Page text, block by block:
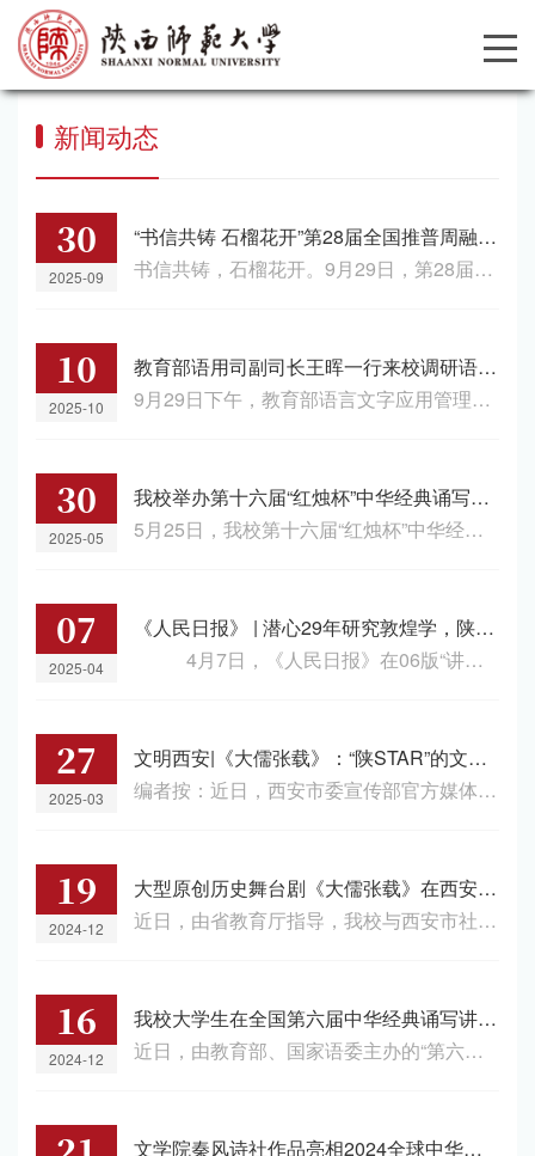
新闻动态
30
2025-09
“书信共铸 石榴花开”第28届全国推普周融媒体展示活动在我校举办
书信共铸，石榴花开。9月29日，第28届全国推广普通话宣传周融媒体主题展示活动在我校举行。教育部语言文字应用管理司副司长王晖，陕西省委教育工作委员会委员、省教育厅副厅长申雪峰，中国邮政集团有限公司邮政业务部副总经理曹建申，教育部宣传教育中心副主任杨晨光，高等教育出版社副总编辑张泽，校党委副书记卢胜利等出席活动，来自陕西师范大学、西北工业大学、西安电子科技大学、陕西师范大学附属小学的师生参加了演出。展示活动在热烈的氛围中拉开帷幕。...
10
2025-10
教育部语用司副司长王晖一行来校调研语言文字工作
9月29日下午，教育部语言文字应用管理司副司长王晖、陕西省教育厅副厅长申雪峰一行来我校调研考察语言文字工作。我校副校长陈新兵、相关部门和学院负责人及教师代表陪同考察。座谈会上，陈新兵简要介绍了学校语言文字工作育人特色；教务处处长张亚泽汇报了学校语言文字工作机制、教育体系、资源建设、教学科研等情况；教师干部培训学院副院长葛文双介绍了国家语言文字推广普及工作开展情况。王晖副司长充分肯定了我校作为国家语言文字推广基地的示范引领作用，...
30
2025-05
我校举办第十六届“红烛杯”中华经典诵写讲大赛“诵读中国”经典诵读大赛
5月25日，我校第十六届“红烛杯”中华经典诵写讲大赛“诵读中国”经典诵读大赛决赛在长安校区新勇学生活动中心举行。大赛以诠释中华优秀文化内涵、彰显中华语言文化魅力、弘扬中华优秀语言文化为目标，分为初赛和决赛。初赛共收到参赛作品171部，其中大学生专业组21部、大学生非专业组148部，教师组（离退休教师）2部，参赛师生485人次，覆盖了18个学院。经专家线上评审，遴选出12部诵读作品入围校级决赛。决赛产生大学生组一等奖1个，...
07
2025-04
《人民日报》 | 潜心29年研究敦煌学，陕西师范大学教授沙武田——以图证史，寻找真实、有趣的敦煌
4月7日，《人民日报》在06版“讲述·赓续历史文脉 谱写当代华章”专栏，刊发报道文章《潜心29年研究敦煌学，陕西师范大学教授沙武田——以图证史，寻找真实、有趣的敦煌》。文章生动讲述了我校历史文化学院沙武田教授29载潜心钻研敦煌石窟，在敦煌学的赓续与弘扬中不断前行的学人故事。文章提到，沙武田用以图证史的创新方法一点点织补学术研究空白；带领青年学子走进敦煌，寻找学术灵感、培养学术情怀；不遗余力传播推广敦煌文化，...
27
2025-03
文明西安|《大儒张载》：“陕STAR”的文化突围
编者按：近日，西安市委宣传部官方媒体平台“文明西安”专题报道了我校哲学书院的原创历史剧《大儒张载》，展现该剧以文化人、以戏载道的创新探索与育人实践。该剧以北宋大儒张载的生平与思想为线索，围绕“为天地立心，为生民立命”的精神内核，通过舞台艺术生动演绎其治学境界、民本精神与家国情怀，让千年文脉在当代焕发新生。作为哲学书院“知行合一”育人模式的重要载体，《大儒张载》不仅深化了青年学子对中华优秀传统文化的理解，...
19
2024-12
大型原创历史舞台剧《大儒张载》在西安人民剧院公演
近日，由省教育厅指导，我校与西安市社会科学院（联）主办，我校师生自编自演的大型原创历史舞台剧《大儒张载》在西安人民剧院公演。北宋理学奠基人、关学创立者张载“为天地立心，为生民立命，为往圣继绝学，为万世开太平”的宏愿，是中国历代知识分子心怀家国、情系天下的理想与精神坐标。全剧分为四幕，以精心雕琢的舞台意象和艺术语言，重塑了大儒张载波澜壮阔的人生，表达了今人对先贤思想的崇敬与继承，引发了观众对中华优秀传统文化的热烈反响和深切共鸣。...
16
2024-12
我校大学生在全国第六届中华经典诵写讲大赛中获佳绩
近日，由教育部、国家语委主办的“第六届中华经典诵写讲大赛”评选结果揭晓，我校大学生荣获国赛一等奖3项、二等奖2项、三等奖2项、优秀奖2项，获奖数量与层次均位居陕西高校前列。中华经典诵写讲大赛是由教育部、国家语委主办的国家级竞赛，分为“诵读中国”经典诵读大赛、“诗教中国”诗词讲解大赛、“笔墨中国”汉字书写大赛以及“印记中国”学生篆刻大赛4个分赛。我校高度重视大学生中华经典教育，以中华经典诵写讲教育为核心，...
文学院秦风诗社作品亮相2024全球中华诗词吟诵大会暨第八届中华诗词吟诵大会